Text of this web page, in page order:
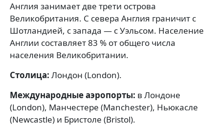
Англия занимает две трети острова
Великобритания. C севера Англия граничит с
Шотландией, с запада — с Уэльсом. Население
Англии составляет 83 % от общего числа
населения Великобритании.
Столица: Лондон (London).
Международные аэропорты: в Лондоне
(London), Манчестере (Manchester), Ньюкасле
(Newcastle) и Бристоле (Bristol).